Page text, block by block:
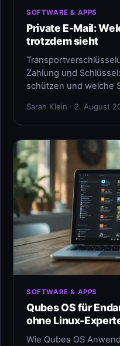
SOFTWARE & APPS
Private E-Mail:
trotzdem sieht
Zahlung und
schützen und welche
Sarah Klein · 2. August
SOFTWARE & APPS
Qubes OS für
ohne Linux-
Wie Qubes OS